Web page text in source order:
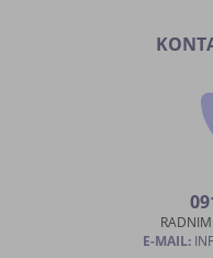
E-MAIL: